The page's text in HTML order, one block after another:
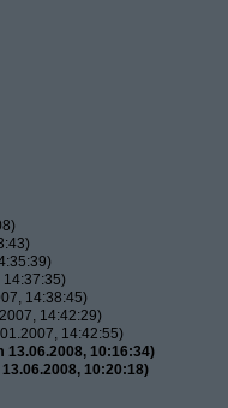
14:38:45)
14:42:29)
14:42:55)
13.06.2008, 10:16:34)
10:20:18)